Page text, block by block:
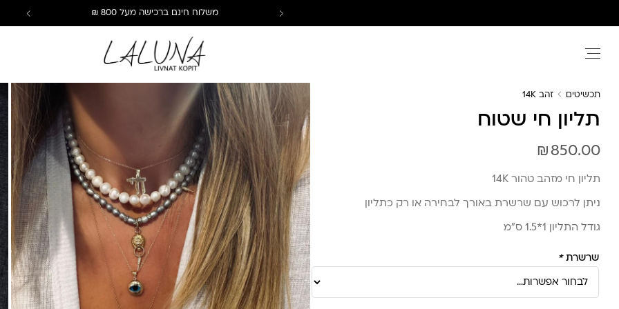
משלוח חינם ברכישה מעל 800 ₪
תכשיטים זהב 14K
תליון חי שטוח
₪850.00
תליון חי מזהב טהור 14K
ניתן לרכוש עם שרשרת באורך לבחירה או רק כתליון
גודל התליון 1*1.5 ס”מ
שרשרת*